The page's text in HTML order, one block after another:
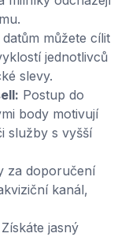
můžete cílit
jednotlivců
slevy.
Postup do
body motivují
služby s vyšší
za doporučení
kanál,
Získáte jasný